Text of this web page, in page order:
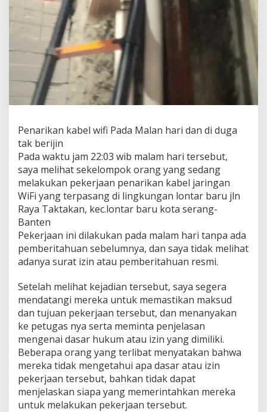
Penarikan kabel wifi Pada Malan hari dan di duga
tak berijin
Pada waktu jam 22:03 wib malam hari tersebut,
saya melihat sekelompok orang yang sedang
melakukan pekerjaan penarikan kabel jaringan
WiFi yang terpasang di lingkungan lontar baru jln
Raya Taktakan, kec.lontar baru kota serang-
Banten
Pekerjaan ini dilakukan pada malam hari tanpa ada
pemberitahuan sebelumnya, dan saya tidak melihat
adanya surat izin atau pemberitahuan resmi.
Setelah melihat kejadian tersebut, saya segera
mendatangi mereka untuk memastikan maksud
dan tujuan pekerjaan tersebut, dan menanyakan
ke petugas nya serta meminta penjelasan
mengenai dasar hukum atau izin yang dimiliki.
Beberapa orang yang terlibat menyatakan bahwa
mereka tidak mengetahui apa dasar atau izin
pekerjaan tersebut, bahkan tidak dapat
menjelaskan siapa yang memerintahkan mereka
untuk melakukan pekerjaan tersebut.